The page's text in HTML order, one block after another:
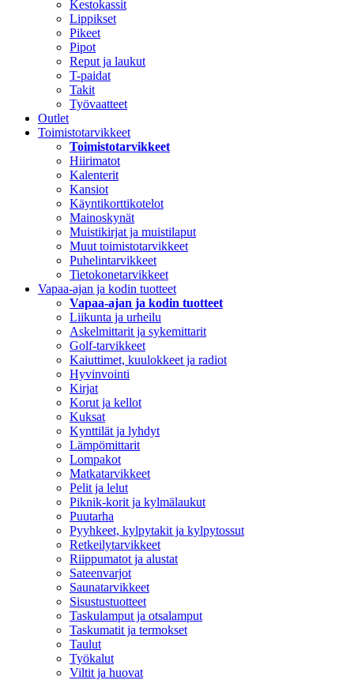
Kestokassit
Lippikset
Pikeet
Pipot
Reput ja laukut
T-paidat
Takit
Työvaatteet
Outlet
Toimistotarvikkeet
Toimistotarvikkeet
Hiirimatot
Kalenterit
Kansiot
Käyntikorttikotelot
Mainoskynät
Muistikirjat ja muistilaput
Muut toimistotarvikkeet
Puhelintarvikkeet
Tietokonetarvikkeet
Vapaa-ajan ja kodin tuotteet
Vapaa-ajan ja kodin tuotteet
Liikunta ja urheilu
Askelmittarit ja sykemittarit
Golf-tarvikkeet
Kaiuttimet, kuulokkeet ja radiot
Hyvinvointi
Kirjat
Korut ja kellot
Kuksat
Kynttilät ja lyhdyt
Lämpömittarit
Lompakot
Matkatarvikkeet
Pelit ja lelut
Piknik-korit ja kylmälaukut
Puutarha
Pyyhkeet, kylpytakit ja kylpytossut
Retkeilytarvikkeet
Riippumatot ja alustat
Sateenvarjot
Saunatarvikkeet
Sisustustuotteet
Taskulamput ja otsalamput
Taskumatit ja termokset
Taulut
Työkalut
Viltit ja huovat